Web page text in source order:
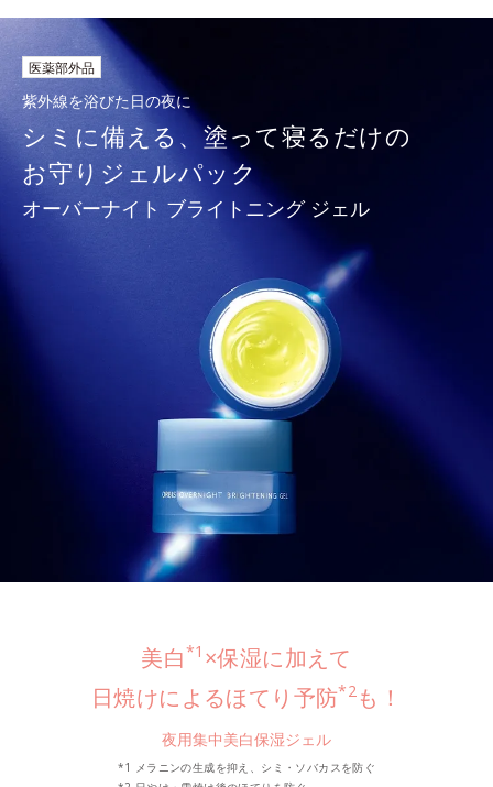
医薬部外品
紫外線を浴びた日の夜に
シミに備える、塗って寝るだけの
お守り ジェルパック
オーバーナイト ブライトニング ジェル
美白*1 ×保湿に加えて
日焼けによるほてり予防*2 も！
夜用集中美白保湿ジェル
*1 メラニンの生成を抑え、シミ・ソバカスを防ぐ